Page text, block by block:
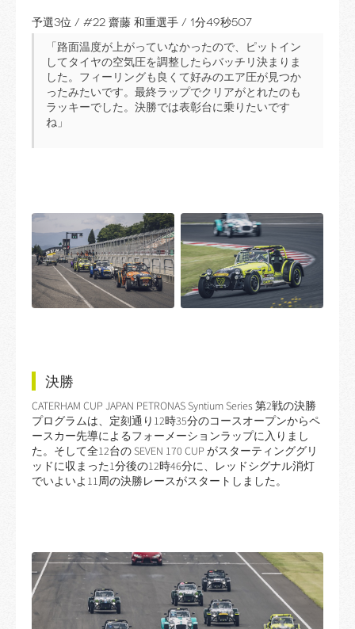
予選3位 / #22 齋藤 和重選手 / 1分49秒507
「路面温度が上がっていなかったので、ピットイン
してタイヤの空気圧を調整したらバッチリ決まりま
した。フィーリングも良くて好みのエア圧が見つか
ったみたいです。最終ラップでクリアがとれたのも
ラッキーでした。決勝では表彰台に乗りたいです
ね」
決勝
CATERHAM CUP JAPAN PETRONAS Syntium Series 第2戦の決勝
プログラムは、定刻通り12時35分のコースオープンからペ
ースカー先導によるフォーメーションラップに入りまし
た。そして全12台の SEVEN 170 CUP がスターティンググリ
ッドに収まった1分後の12時46分に、レッドシグナル消灯
でいよいよ11周の決勝レースがスタートしました。